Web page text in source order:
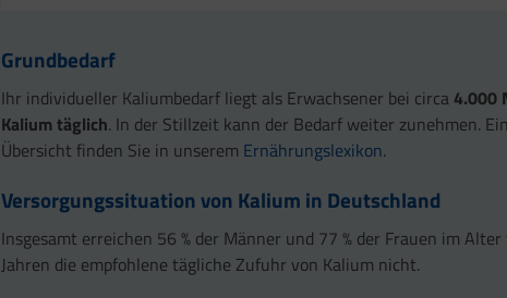
Grundbedarf
Ihr individueller Kaliumbedarf liegt als Erwachsener bei circa 4.000
Kalium täglich. In der Stillzeit kann der Bedarf weiter zunehmen.
Übersicht finden Sie in unserem Ernährungslexikon.
Versorgungssituation von Kalium in Deutschland
Insgesamt erreichen 56 % der Männer und 77 % der Frauen im
Jahren die empfohlene tägliche Zufuhr von Kalium nicht.